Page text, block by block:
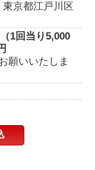
京都江戸川区
1回当り5,000
願いいたしま